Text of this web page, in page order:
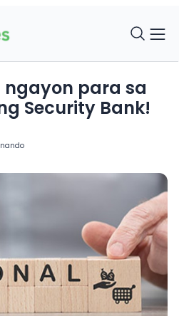
para sa
Security Bank!